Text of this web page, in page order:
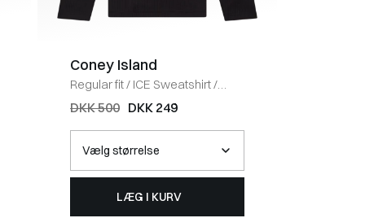
Coney Island
Regular fit/ ICE Sweatshirt/
BLACK
DKK 500 DKK 249
LÆG I KURV